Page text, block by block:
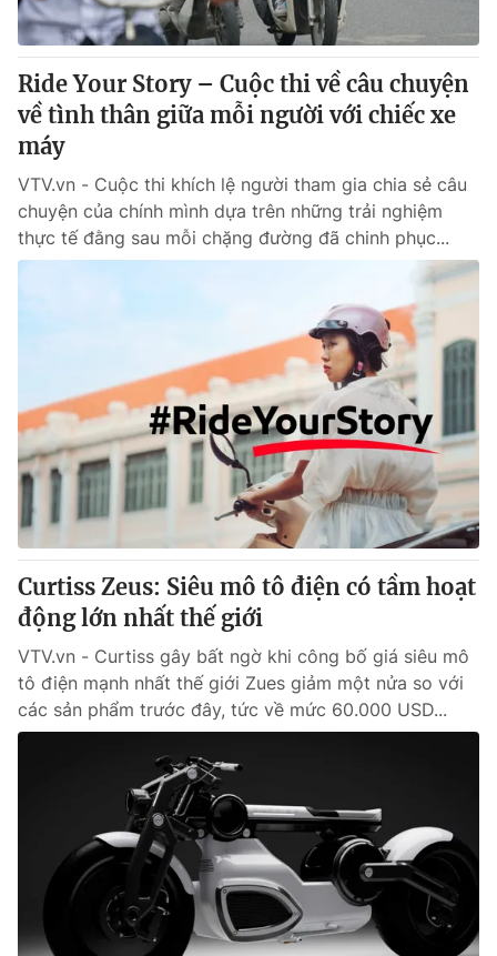
VTV4 Vươn mình bằng AI
VTV9 VTV8
Liên hệ tòa soạn
Cơ quan chủ quản:Đài Truyền hình Việt Nam
Cơ quan báo chí:Thời báo VTV
Giấy phép hoạt động báo in và báo điện tử số 483/GP-BTTTT
cấp ngày 29/12/2023
Tổng Biên tập:
Phó Tổng Biên tập:Nguyễn Thị Mỹ Hạnh, Phạm Quốc Thắng,
Nguyễn Trọng Ninh
Tổng đài VTV: 024.38 355 931 - 024.38 355 932
Ðiện thoại Thời báo VTV:
024.66 897 897
Email:toasoan@vtv.vn
Liên hệ quảng cáo:024-7300.7108
Ride Your Story – Cuộc thi về câu chuyện
về tình thân giữa mỗi người với chiếc xe
máy
VTV.vn - Cuộc thi khích lệ người tham gia chia sẻ câu
chuyện của chính mình dựa trên những trải nghiệm
thực tế đằng sau mỗi chặng đường đã chinh phục...
Curtiss Zeus: Siêu mô tô điện có tầm hoạt
động lớn nhất thế giới
VTV.vn - Curtiss gây bất ngờ khi công bố giá siêu mô
tô điện mạnh nhất thế giới Zues giảm một nửa so với
các sản phẩm trước đây, tức về mức 60.000 USD...